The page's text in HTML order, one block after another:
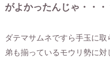
がよかったんじゃ・・・
ダテマサムネですら手玉に
弟も揃っているモウリ勢に